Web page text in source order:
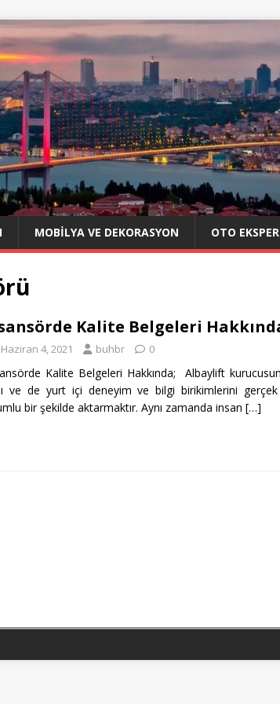
MOBILYA VE DEKORASYON OTO
Kalite Belgeleri
Haziran 4, 2021 buhbr 0
Kalite Belgeleri Hakkında; Albaylift
ve de yurt içi deneyim ve bilgi birikimlerini
bir şekilde aktarmaktır. Aynı zamanda insan […]